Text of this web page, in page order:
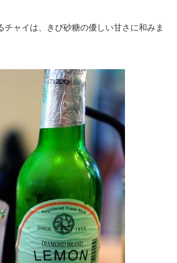
チャイは、きび砂糖の優しい甘さに和みま